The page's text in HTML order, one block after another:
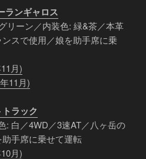
ランギャロス
リーン／内装色: 緑&茶／本革
スで使用／娘を助手席に乗
月)
11月)
ラック
: 白／4WD／3速AT／八ヶ岳の
手席に乗せて運転
月)